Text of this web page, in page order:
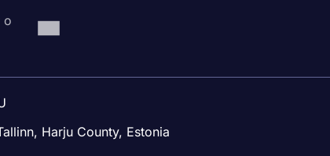
o
Harju County, Estonia